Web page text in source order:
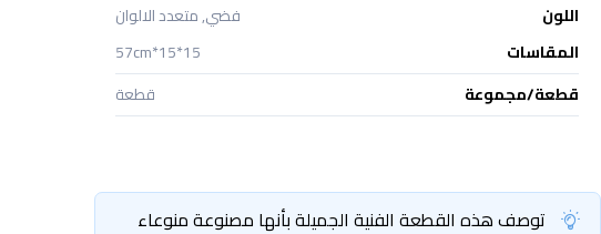
اللون
فضي, متعدد الالوان
المقاسات
15*15*57cm
قطعة/مجموعة
قطعة
توصف هذه القطعة الفنية الجميلة بأنها مصنوعة منوعاء